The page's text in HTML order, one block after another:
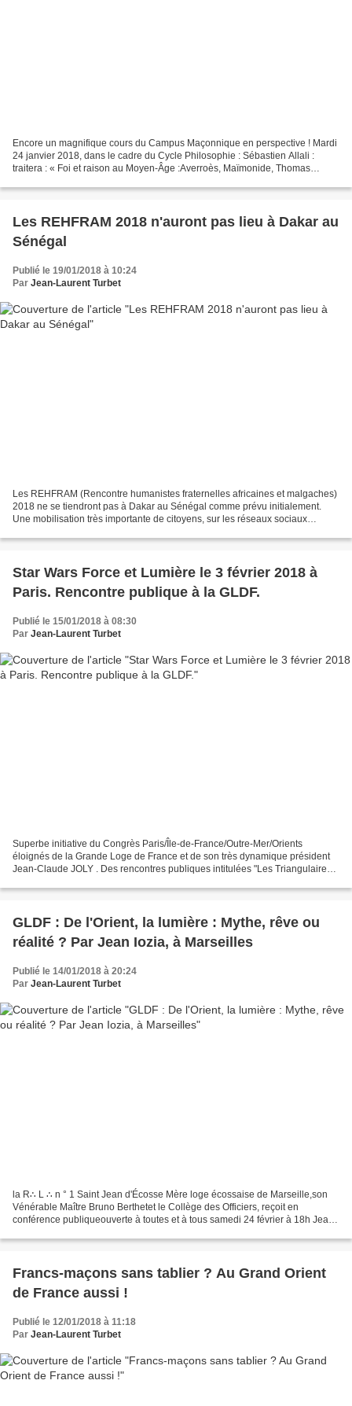
Encore un magnifique cours du Campus Maçonnique en perspective ! Mardi
24 janvier 2018, dans le cadre du Cycle Philosophie : Sébastien Allali :
traitera : « Foi et raison au Moyen-Âge :Averroès, Maïmonide, Thomas
Les REHFRAM 2018 n'auront pas lieu à Dakar au
Sénégal
Publié le 19/01/2018 à 10:24
Par Jean-Laurent Turbet
Les REHFRAM (Rencontre humanistes fraternelles africaines et malgaches)
2018 ne se tiendront pas à Dakar au Sénégal comme prévu initialement.
Une mobilisation très importante de citoyens, sur les réseaux sociaux
Star Wars Force et Lumière le 3 février 2018 à
Paris. Rencontre publique à la GLDF.
Publié le 15/01/2018 à 08:30
Par Jean-Laurent Turbet
Superbe initiative du Congrès Paris/Île-de-France/Outre-Mer/Orients
éloignés de la Grande Loge de France et de son très dynamique président
Jean-Claude JOLY . Des rencontres publiques intitulées "Les Triangulaires
GLDF : De l'Orient, la lumière : Mythe, rêve ou
réalité ? Par Jean Iozia, à Marseilles
Publié le 14/01/2018 à 20:24
Par Jean-Laurent Turbet
la R∴ L ∴ n ° 1 Saint Jean d'Écosse Mère loge écossaise de Marseille,son
Vénérable Maître Bruno Berthetet le Collège des Officiers, reçoit en
conférence publiqueouverte à toutes et à tous samedi 24 février à 18h Jean
Francs-maçons sans tablier ? Au Grand Orient
de France aussi !
Publié le 12/01/2018 à 11:18
Par Jean-Laurent Turbet